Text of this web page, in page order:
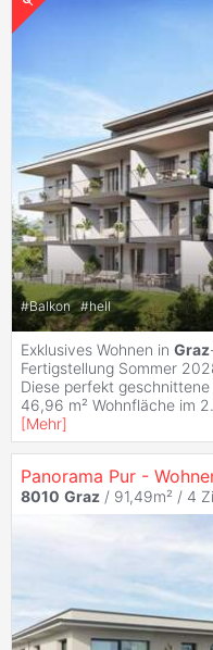
#Balkon #hell
Exklusives Wohnen in Graz
Fertigstellung Sommer
Diese perfekt
46,96 m² Wohnfläche im
[Mehr]
Panorama Pur -
8010 Graz / 91,49m² / 4